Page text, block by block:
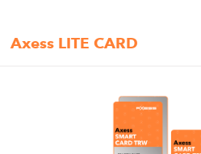
Axess LITE CARD